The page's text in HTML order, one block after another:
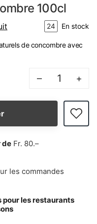
100cl
24 En stock
de concombre avec
– +
de Fr. 80.–
les commandes
les restaurants